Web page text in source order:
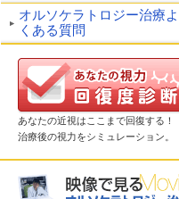
オルソケラトロジー治療よ
くある質問
あなたの近視はここまで回復する！
治療後の視力をシミュレーション。